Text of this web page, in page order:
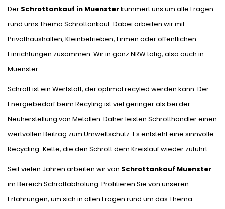
Der Schrottankauf in Muensterkümmert uns um alle Fragen
rund ums Thema Schrottankauf. Dabei arbeiten wir mit
Privathaushalten, Kleinbetrieben, Firmen oder öffentlichen
Einrichtungen zusammen. Wir in ganz NRW tätig, also auch in
Muenster .
Schrott ist ein Wertstoff, der optimal recyled werden kann. Der
Energiebedarf beim Recyling ist viel geringer als bei der
Neuherstellung von Metallen. Daher leisten Schrotthändler einen
wertvollen Beitrag zum Umweltschutz. Es entsteht eine sinnvolle
Recycling-Kette, die den Schrott dem Kreislauf wieder zuführt.
Seit vielen Jahren arbeiten wir von Schrottankauf Muenster
im Bereich Schrottabholung. Profitieren Sie von unseren
Erfahrungen, um sich in allen Fragen rund um das Thema